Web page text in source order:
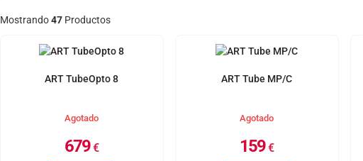
Mostrando47Productos
ART TubeOpto 8
Agotado
679€
ART Tube MP/C
Agotado
159€